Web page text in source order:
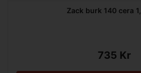
Zack burk 140 cera
735 Kr